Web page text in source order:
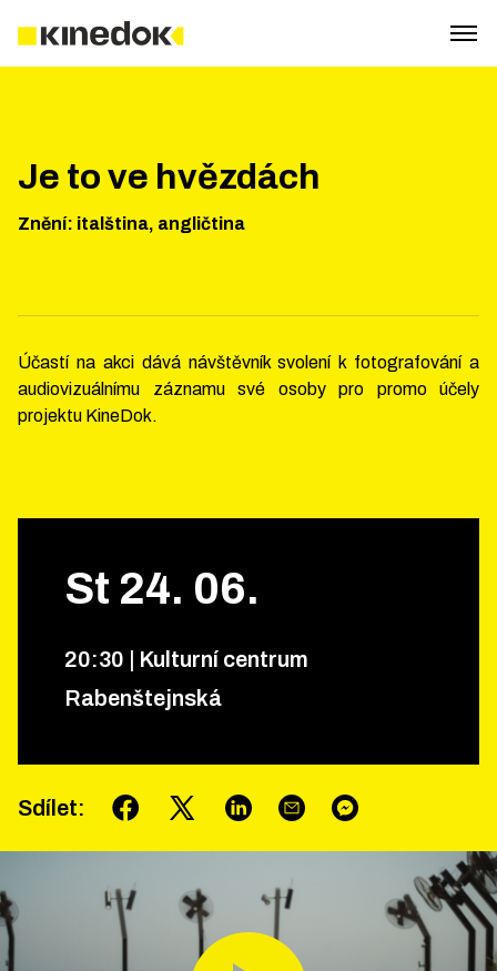
Je to ve hvězdách
Znění: italština, angličtina
Účastí na akci dává návštěvník svolení k fotografování a
audiovizuálnímu záznamu své osoby pro promo účely
projektu KineDok.
St 24. 06.
20:30
Kulturní centrum
Rabenštejnská
Sdílet: